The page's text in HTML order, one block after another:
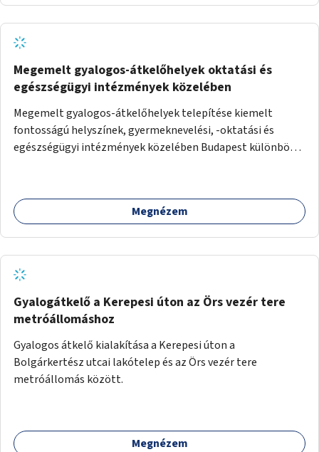
Megemelt gyalogos-átkelőhelyek oktatási és
egészségügyi intézmények közelében
Megemelt gyalogos-átkelőhelyek telepítése kiemelt
fontosságú helyszínek, gyermeknevelési, -oktatási és
egészségügyi intézmények közelében Budapest különböző
Megnézem
Gyalogátkelő a Kerepesi úton az Örs vezér tere
metróállomáshoz
Gyalogos átkelő kialakítása a Kerepesi úton a
Bolgárkertész utcai lakótelep és az Örs vezér tere
metróállomás között.
Megnézem